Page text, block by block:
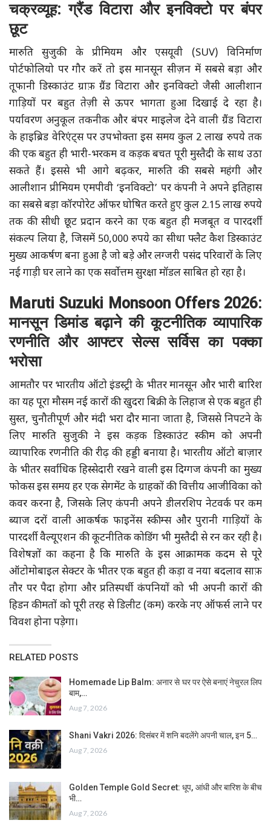
चक्रव्यूह: ग्रैंड विटारा और इनविक्टो पर बंपर
छूट
मारुति सुजुकी के प्रीमियम और एसयूवी (SUV) विनिर्माण
पोर्टफोलियो पर गौर करें तो इस मानसून सीज़न में सबसे बड़ा और
तूफानी डिस्काउंट ग्राफ़ ग्रैंड विटारा और इनविक्टो जैसी आलीशान
गाड़ियों पर बहुत तेज़ी से ऊपर भागता हुआ दिखाई दे रहा है।
पर्यावरण अनुकूल तकनीक और बंपर माइलेज देने वाली ग्रैंड विटारा
के हाइब्रिड वेरिएंट्स पर उपभोक्ता इस समय कुल 2 लाख रुपये तक
की एक बहुत ही भारी-भरकम व कड़क बचत पूरी मुस्तैदी के साथ उठा
सकते हैं। इससे भी आगे बढ़कर, मारुति की सबसे महंगी और
आलीशान प्रीमियम एमपीवी ‘इनविक्टो’ पर कंपनी ने अपने इतिहास
का सबसे बड़ा कॉरपोरेट ऑफर घोषित करते हुए कुल 2.15 लाख रुपये
तक की सीधी छूट प्रदान करने का एक बहुत ही मजबूत व पारदर्शी
संकल्प लिया है, जिसमें 50,000 रुपये का सीधा फ्लैट कैश डिस्काउंट
मुख्य आकर्षण बना हुआ है जो बड़े और लग्जरी पसंद परिवारों के लिए
नई गाड़ी घर लाने का एक सर्वोत्तम सुरक्षा मॉडल साबित हो रहा है।
Maruti Suzuki Monsoon Offers 2026:
मानसून डिमांड बढ़ाने की कूटनीतिक व्यापारिक
रणनीति और आफ्टर सेल्स सर्विस का पक्का
भरोसा
आमतौर पर भारतीय ऑटो इंडस्ट्री के भीतर मानसून और भारी बारिश
का यह पूरा मौसम नई कारों की खुदरा बिक्री के लिहाज से एक बहुत ही
सुस्त, चुनौतीपूर्ण और मंदी भरा दौर माना जाता है, जिससे निपटने के
लिए मारुति सुजुकी ने इस कड़क डिस्काउंट स्कीम को अपनी
व्यापारिक रणनीति की रीढ़ की हड्डी बनाया है। भारतीय ऑटो बाज़ार
के भीतर सर्वाधिक हिस्सेदारी रखने वाली इस दिग्गज कंपनी का मुख्य
फोकस इस समय हर एक सेगमेंट के ग्राहकों की वित्तीय आजीविका को
कवर करना है, जिसके लिए कंपनी अपने डीलरशिप नेटवर्क पर कम
ब्याज दरों वाली आकर्षक फाइनेंस स्कीम्स और पुरानी गाड़ियों के
पारदर्शी वैल्यूएशन की कूटनीतिक कोडिंग भी मुस्तैदी से रन कर रही है।
विशेषज्ञों का कहना है कि मारुति के इस आक्रामक कदम से पूरे
ऑटोमोबाइल सेक्टर के भीतर एक बहुत ही कड़ा व नया बदलाव साफ़
तौर पर पैदा होगा और प्रतिस्पर्धी कंपनियों को भी अपनी कारों की
हिडन कीमतों को पूरी तरह से डिलीट (कम) करके नए ऑफर्स लाने पर
विवश होना पड़ेगा।
RELATED POSTS
Homemade Lip Balm: अनार से घर पर ऐसे बनाएं नेचुरल लिप
बाम,…
Aug 7, 2026
Shani Vakri 2026: दिसंबर में शनि बदलेंगे अपनी चाल, इन 5…
Aug 7, 2026
Golden Temple Gold Secret: धूप, आंधी और बारिश के बीच
भी…
Aug 7, 2026